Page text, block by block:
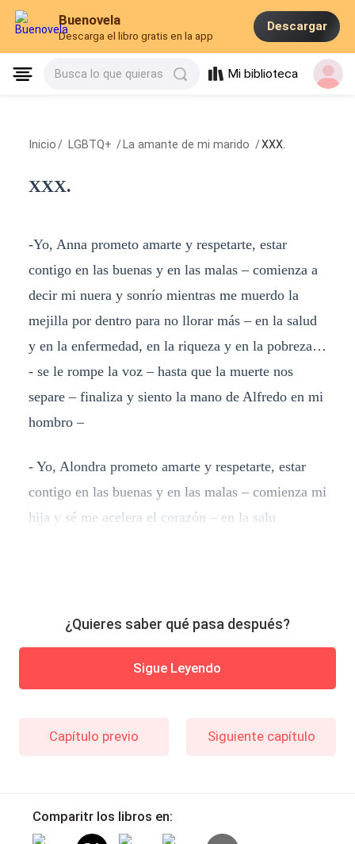
Buenovela
Descarga el libro gratis en la app
Descargar
Busca lo que quieras Mi biblioteca
Inicio / LGBTQ+ / La amante de mi marido /XXX.
XXX.
-Yo, Anna prometo amarte y respetarte, estar
contigo en las buenas y en las malas – comienza a
decir mi nuera y sonrío mientras me muerdo la
mejilla por dentro para no llorar más – en la salud
y en la enfermedad, en la riqueza y en la pobreza…
- se le rompe la voz – hasta que la muerte nos
separe – finaliza y siento la mano de Alfredo en mi
hombro –
- Yo, Alondra prometo amarte y respetarte, estar
contigo en las buenas y en las malas – comienza mi
hija y sé me acelera el corazón – en la salu
¿Quieres saber qué pasa después?
Sigue Leyendo
Capítulo previo Siguiente capítulo
Comparitr los libros en: